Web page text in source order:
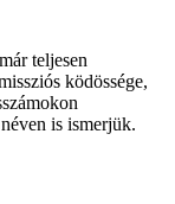
teljesen
ködössége,
is ismerjük.